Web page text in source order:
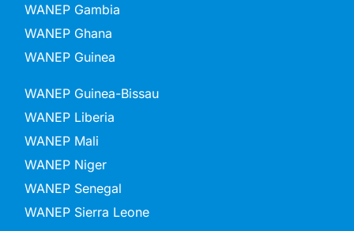
WANEP Gambia
WANEP Ghana
WANEP Guinea
WANEP Guinea-Bissau
WANEP Liberia
WANEP Mali
WANEP Niger
WANEP Senegal
WANEP Sierra Leone